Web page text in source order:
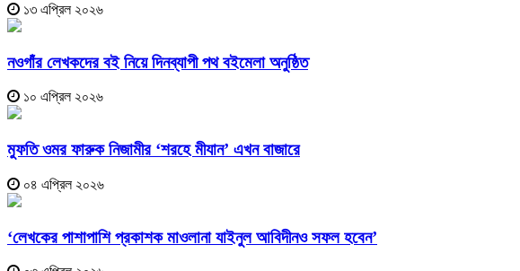
১৩ এপ্রিল ২০২৬
নওগাঁর লেখকদের বই নিয়ে দিনব্যাপী পথ বইমেলা অনুষ্ঠিত
১০ এপ্রিল ২০২৬
মুফতি ওমর ফারুক নিজামীর ‘শরহে মীযান’ এখন বাজারে
০৪ এপ্রিল ২০২৬
‘লেখকের পাশাপাশি প্রকাশক মাওলানা যাইনুল আবিদীনও সফল হবেন’